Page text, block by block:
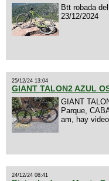
Btt robada
23/12/2024
25/12/24 13:04
GIANT TALON2 AZUL
GIANT
Parque,
am, hay
24/12/24 08:41